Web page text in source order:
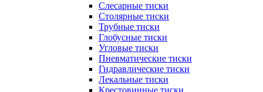
Слесарные тиски
Столярные тиски
Трубные тиски
Глобусные тиски
Угловые тиски
Пневматические тиски
Гидравлические тиски
Лекальные тиски
Крестовинные тиски